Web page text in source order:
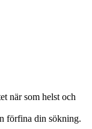
när som helst och
förfina din sökning.